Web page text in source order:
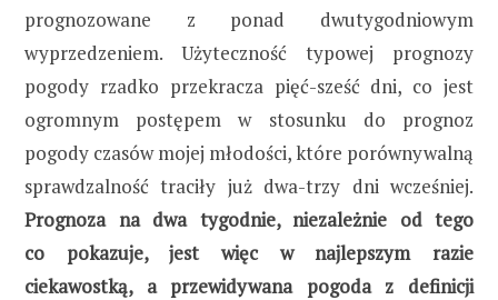
prognozowane z ponad dwutygodniowym
wyprzedzeniem. Użyteczność typowej prognozy
pogody rzadko przekracza pięć-sześć dni, co jest
ogromnym postępem w stosunku do prognoz
pogody czasów mojej młodości, które porównywalną
sprawdzalność traciły już dwa-trzy dni wcześniej.
Prognoza na dwa tygodnie, niezależnie od tego
co pokazuje, jest więc w najlepszym razie
ciekawostką, a przewidywana pogoda z definicji